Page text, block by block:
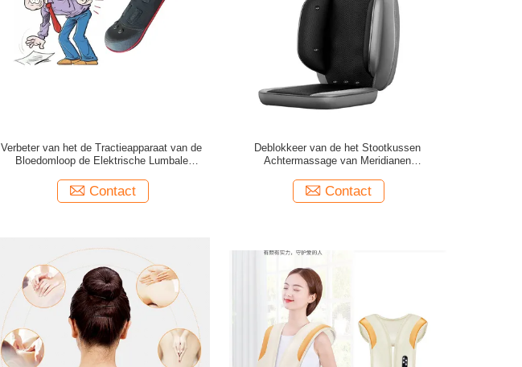
Verbeter van het de Tractieapparaat van de
Bloedomloop de Elektrische Lumbale
Contact
Deblokkeer van de het Stootkussen
Achtermassage van Meridianen
Contact